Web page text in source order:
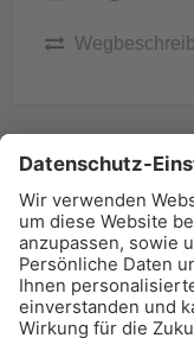
Erhalten Sie